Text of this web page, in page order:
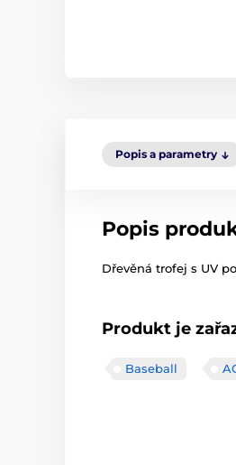
Popis a parametry
Popis
Dřevěná trofej s UV
Produkt je
Baseball